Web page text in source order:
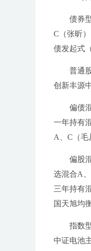
债券
C（张昕
债发起式
普通
创新丰源
偏债
一年持有
A、C（毛
偏股
选混合A
三年持有
国天旭均
指数
中证电池